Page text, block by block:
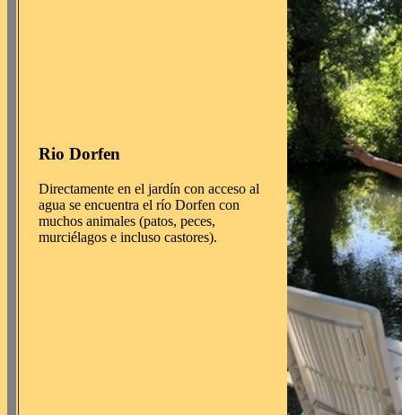
Rio Dorfen
Directamente en el jardín con acceso al
agua se encuentra el río Dorfen con
muchos animales (patos, peces,
murciélagos e incluso castores).